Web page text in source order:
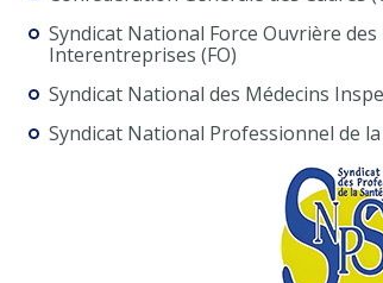
Syndicat National Force Ouvrière
Interentreprises (FO)
Syndicat National des Médecins
Syndicat National Professionnel de